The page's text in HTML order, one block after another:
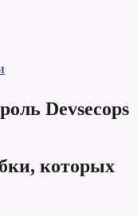
Devsecops
которых